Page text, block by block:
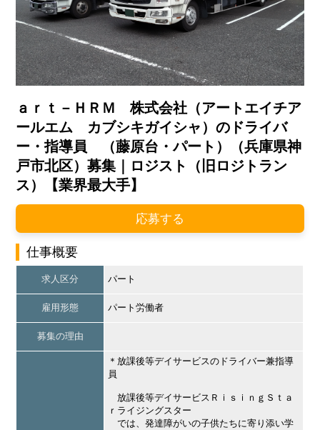
ａｒｔ－ＨＲＭ 株式会社（アートエイチア
ールエム カブシキガイシャ）のドライバ
ー・指導員 （藤原台・パート）（兵庫県神
戸市北区）募集｜ロジスト（旧ロジトラン
ス）【業界最大手】
応募する
仕事概要
求人区分 パート
雇用形態 パート労働者
募集の理由
＊放課後等デイサービスのドライバー兼指導
員
放課後等デイサービスＲｉｓｉｎｇＳｔａ
ｒライジングスター
では、発達障がいの子供たちに寄り添い学